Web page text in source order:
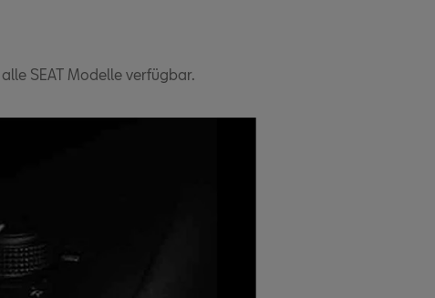
SEAT Modelle verfügbar.